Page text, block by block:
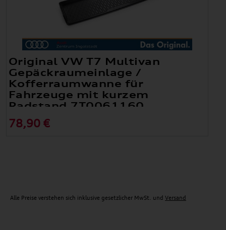
Original VW T7 Multivan
Gepäckraumeinlage /
Kofferraumwanne für
Fahrzeuge mit kurzem
Radstand 7T0061160
78,90 €
Alle Preise verstehen sich inklusive gesetzlicher MwSt. und Versand